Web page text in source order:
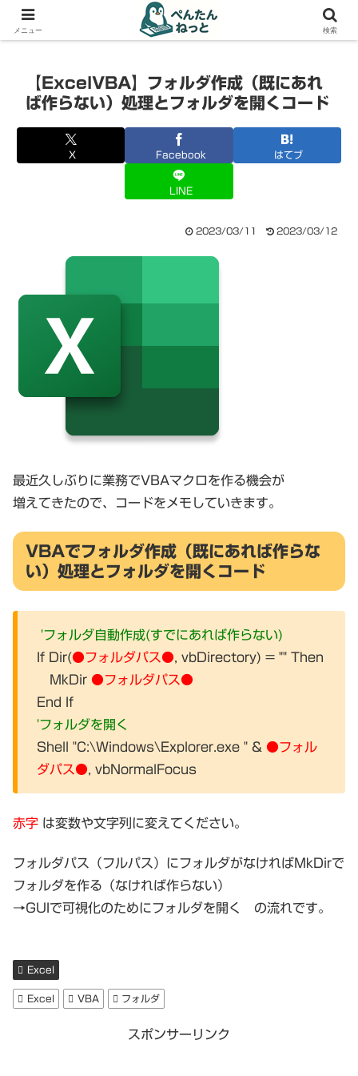
PCやガジェットの備忘録
【ExcelVBA】フォルダ作成（既にあれ
ば作らない）処理とフォルダを開くコード
X Facebook はてブ
LINE
2023/03/11 2023/03/12
最近久しぶりに業務でVBAマクロを作る機会が
増えてきたので、コードをメモしていきます。
VBAでフォルダ作成（既にあれば作らな
い）処理とフォルダを開くコード
'フォルダ自動作成(すでにあれば作らない)
If Dir(●フォルダパス●, vbDirectory) = "" Then
MkDir ●フォルダパス●
End If
'フォルダを開く
Shell "C:\Windows\Explorer.exe " & ●フォル
ダパス●, vbNormalFocus
赤字 は変数や文字列に変えてください。
フォルダパス（フルパス）にフォルダがなければMkDirで
フォルダを作る（なければ作らない）
→GUIで可視化のためにフォルダを開く の流れです。
Excel
Excel VBA フォルダ
スポンサーリンク
メニュー 検索